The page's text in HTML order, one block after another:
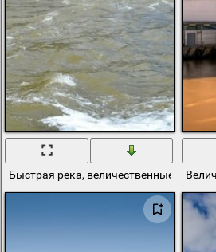
Быстрая река, величественные горы